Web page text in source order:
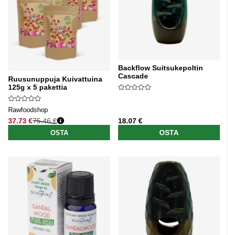
Ruusunuppuja Kuivattuina
125g x 5 pakettia
Rawfoodshop
37.73 €
Normaali hinta
75.46 €
OSTA
Backflow Suitsukepoltin
Cascade
18.07 €
OSTA